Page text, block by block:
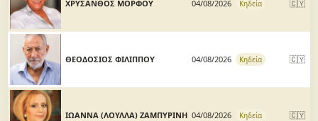
ΧΡΥΣΑΝΘΟΣ ΜΟΡΦΟΥ 04/08/2026 Κηδεία 🇨🇾
ΘΕΟΔΟΣΙΟΣ ΦΙΛΙΠΠΟΥ 04/08/2026 Κηδεία 🇨🇾
ΙΩΑΝΝΑ (ΛΟΥΛΛΑ) ΖΑΜΠΥΡΙΝΗ 04/08/2026 Κηδεία 🇨🇾